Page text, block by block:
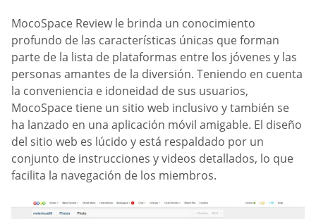
MocoSpace Review le brinda un conocimiento
profundo de las características únicas que forman
parte de la lista de plataformas entre los jóvenes y las
personas amantes de la diversión. Teniendo en cuenta
la conveniencia e idoneidad de sus usuarios,
MocoSpace tiene un sitio web inclusivo y también se
ha lanzado en una aplicación móvil amigable. El diseño
del sitio web es lúcido y está respaldado por un
conjunto de instrucciones y videos detallados, lo que
facilita la navegación de los miembros.